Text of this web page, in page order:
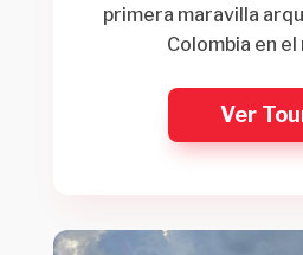
primera maravilla
Colombia en el
Ver